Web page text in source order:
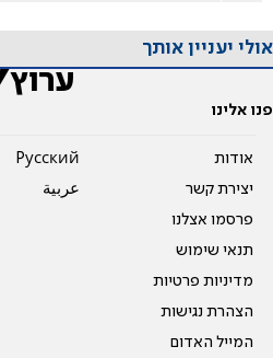
אולי יעניין אותך
פנו אלינו
אודות
יצירת קשר
פרסמו אצלנו
תנאי שימוש
מדיניות פרטיות
הצהרת נגישות
המייל האדום
Pусский
عربية